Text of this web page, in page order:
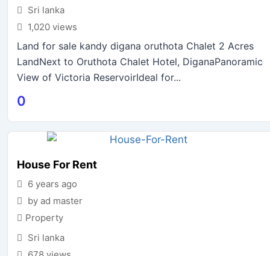
Sri lanka
1,020 views
Land for sale kandy digana oruthota Chalet 2 Acres
LandNext to Oruthota Chalet Hotel, DiganaPanoramic
View of Victoria ReservoirIdeal for...
0
House For Rent
6 years ago
by ad master
Property
Sri lanka